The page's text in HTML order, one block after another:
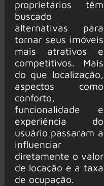
proprietários têm
buscado
alternativas para
tornar seus imóveis
mais atrativos e
competitivos. Mais
do que localização,
aspectos como
conforto,
funcionalidade e
experiência do
usuário passaram a
influenciar
diretamente o valor
de locação e a taxa
de ocupação.